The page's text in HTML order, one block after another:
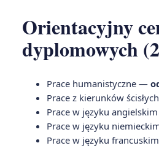
Orientacyjny
dyplomowych
Prace humanistyczne —
Prace z kierunków
Prace w języku
Prace w języku
Prace w języku